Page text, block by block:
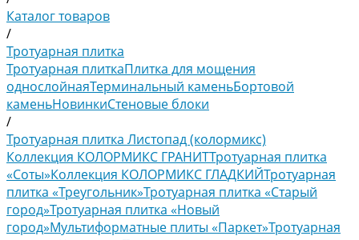
Каталог товаров
/
Тротуарная плитка
Тротуарная плиткаПлитка для мощения
однослойнаяТерминальный каменьБортовой
каменьНовинкиСтеновые блоки
/
Тротуарная плитка Листопад (колормикс)
Коллекция КОЛОРМИКС ГРАНИТТротуарная плитка
«Соты»Коллекция КОЛОРМИКС ГЛАДКИЙТротуарная
плитка «Треугольник»Тротуарная плитка «Старый
город»Тротуарная плитка «Новый
город»Мультиформатные плиты «Паркет»Тротуарная